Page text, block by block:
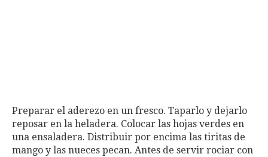
Preparar el aderezo en un fresco. Taparlo y dejarlo
reposar en la heladera. Colocar las hojas verdes en
una ensaladera. Distribuir por encima las tiritas de
mango y las nueces pecan. Antes de servir rociar con